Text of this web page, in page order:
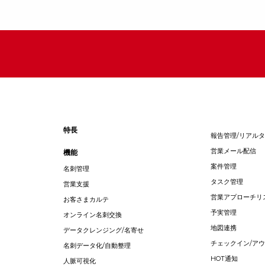
特長
機能
名刺管理
営業支援
お客さまカルテ
オンライン名刺交換
データクレンジング/名寄せ
名刺データ化/自動整理
人脈可視化
報告管理/リアル
営業メール配信
案件管理
タスク管理
営業アプローチリ
予実管理
地図連携
チェックイン/ア
HOT通知